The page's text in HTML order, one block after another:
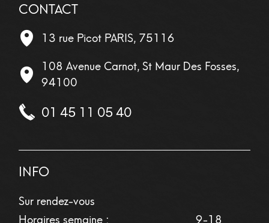
CONTACT
13 rue Picot PARIS, 75116
108 Avenue Carnot, St Maur Des Fosses,
94100
01 45 11 05 40
INFO
Sur rendez-vous
Horaires semaine :
9-18